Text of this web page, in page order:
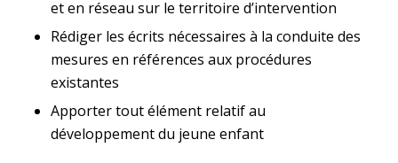
et en réseau sur le territoire d’intervention
Rédiger les écrits nécessaires à la conduite des
mesures en références aux procédures
existantes
Apporter tout élément relatif au
développement du jeune enfant